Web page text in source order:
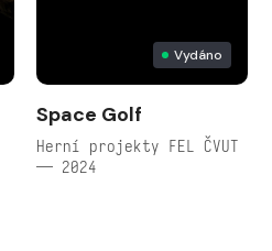
Vydáno
Space Golf
Herní projekty FEL ČVUT
— 2024